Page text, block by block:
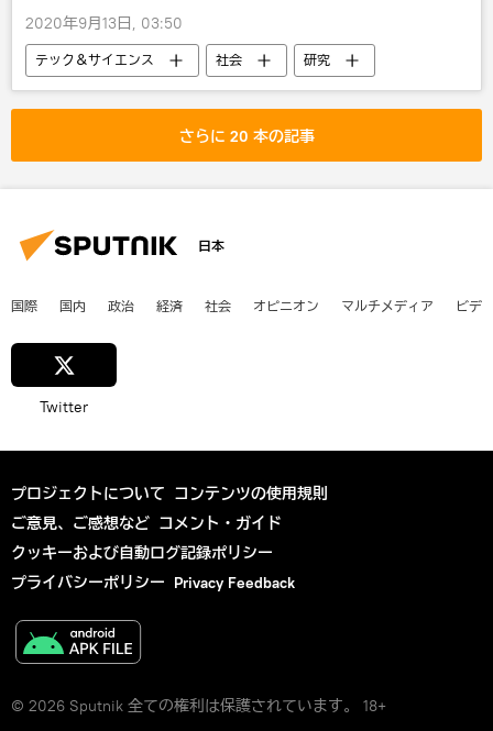
2020年9月13日, 03:50
テック＆サイエンス 社会
研究
科学研究
さらに 20 本の記事
日本
国際 国内 政治 経済 社会 オピニオン マルチメディア ビデ
Twitter
プロジェクトについて コンテンツの使用規則
ご意見、ご感想など コメント・ガイド
クッキーおよび自動ログ記録ポリシー
プライバシーポリシー Privacy Feedback
© 2026 Sputnik 全ての権利は保護されています。 18+